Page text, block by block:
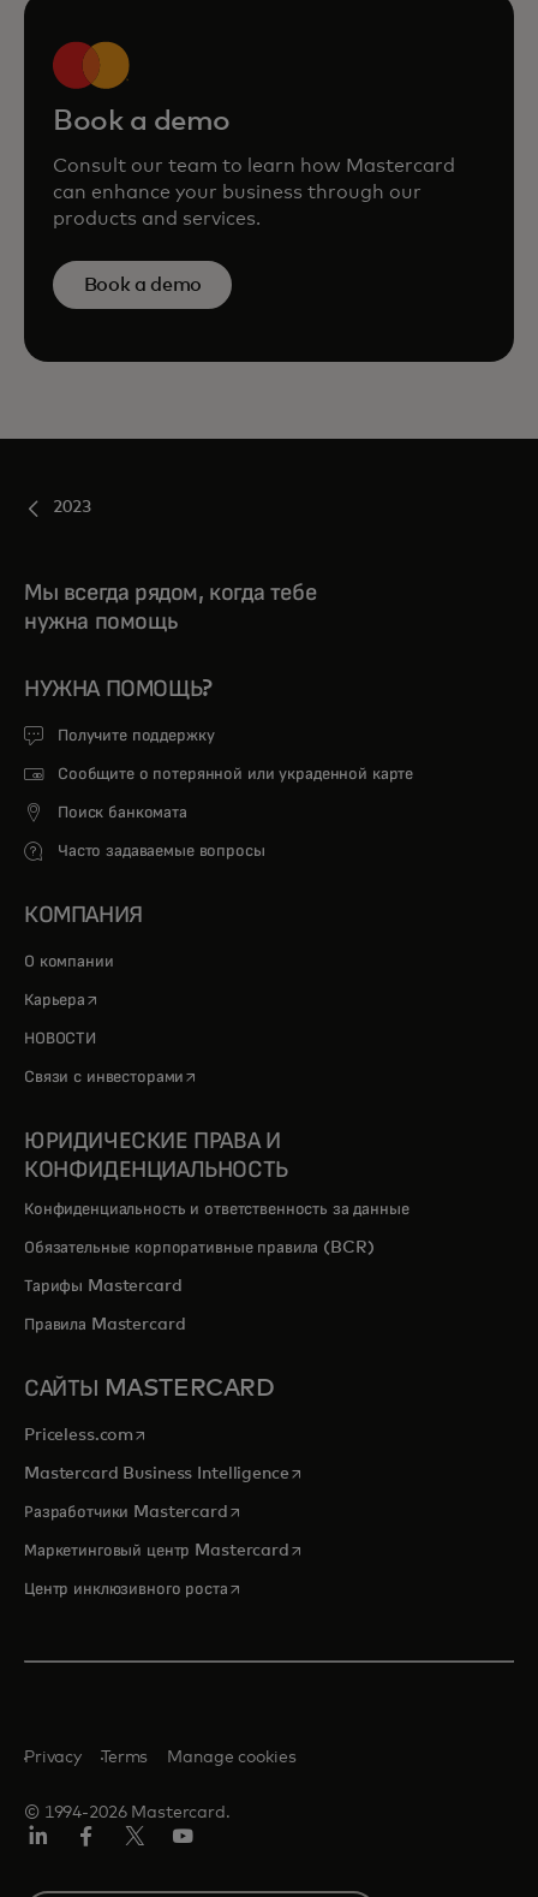
Book a demo
Consult our team to learn how Mastercard
can enhance your business through our
products and services.
Book a demo
2023
Мы всегда рядом, когда тебе
нужна помощь
НУЖНА ПОМОЩЬ?
Получите поддержку
Сообщите о потерянной или украденной карте
Поиск банкомата
Часто задаваемые вопросы
КОМПАНИЯ
О компании
Карьера opens in a new tab
НОВОСТИ
Связи с инвесторами opens in a new tab
ЮРИДИЧЕСКИЕ ПРАВА И
КОНФИДЕНЦИАЛЬНОСТЬ
Конфиденциальность и ответственность за данные
Обязательные корпоративные правила (BCR)
Тарифы Mastercard
Правила Mastercard
САЙТЫ MASTERCARD
Priceless.com opens in a new tab
Mastercard Business Intelligenceopens in a new tab
Разработчики Mastercardopens in a new tab
Маркетинговый центр Mastercardopens in a new tab
Центр инклюзивного ростаopens in a new tab
© 1994-2026 Mastercard.
Privacy Terms Manage cookies